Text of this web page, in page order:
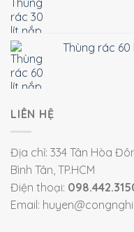
Thùng rác 60
LIÊN HỆ
Địa chỉ: 334 Tân Hòa
Bình Tân, TP.HCM
Điện thoại:
Email: